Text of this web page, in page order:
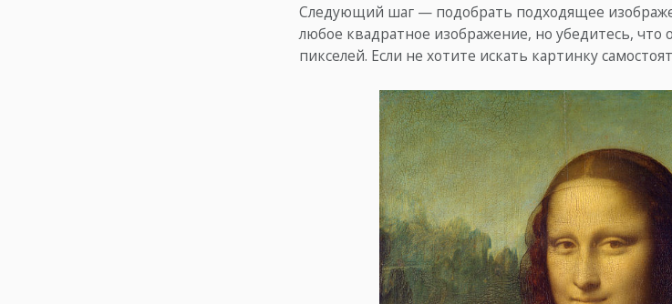
Следующий шаг — подобрать подходящее
любое квадратное изображение, но убедитесь, что
пикселей. Если не хотите искать картинку